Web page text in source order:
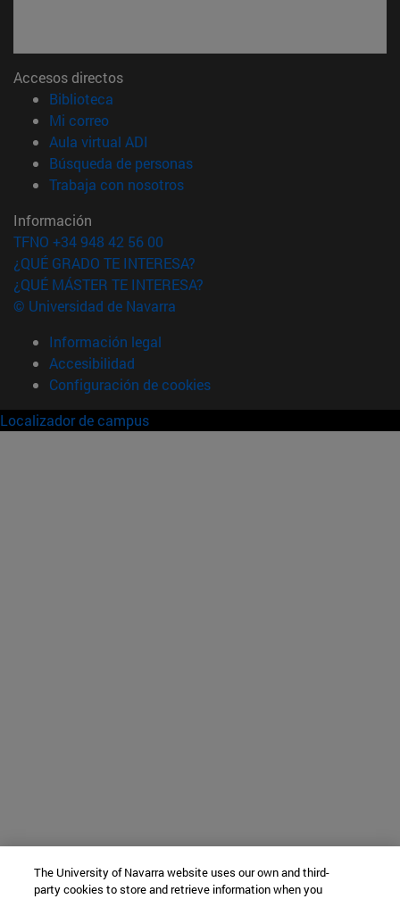
Accesos directos
Biblioteca
Mi correo(abre en nueva ventana)
Aula virtual ADI
Búsqueda de personas(abre en nueva ventana)
Trabaja con nosotros(abre en nueva ventana)
Información
TFNO +34 948 42 56 00
¿QUÉ GRADO TE INTERESA?
¿QUÉ MÁSTER TE INTERESA?
© Universidad de Navarra
Información legal
Accesibilidad
Configuración de cookies
Localizador de campus
The University of Navarra website uses our own and third-
party cookies to store and retrieve information when you